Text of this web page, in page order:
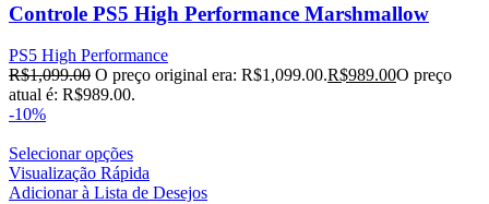
Controle PS5 High Performance Marshmallow
PS5 High Performance
R$1,099.00 O preço original era: R$1,099.00.R$989.00O preço
atual é: R$989.00.
-10%
Selecionar opções
Visualização Rápida
Adicionar à Lista de Desejos